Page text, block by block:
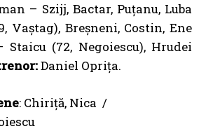
– Szijj, Bactar, Puțanu, Luba
Vaștag), Breșneni, Costin, Ene
Staicu (72, Negoiescu), Hrudei
Daniel Oprița.
: Chiriță, Nica /